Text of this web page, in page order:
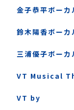
金子恭平ボーカ
鈴木陽香ボーカ
三浦優子ボーカ
VT Musical
VT by